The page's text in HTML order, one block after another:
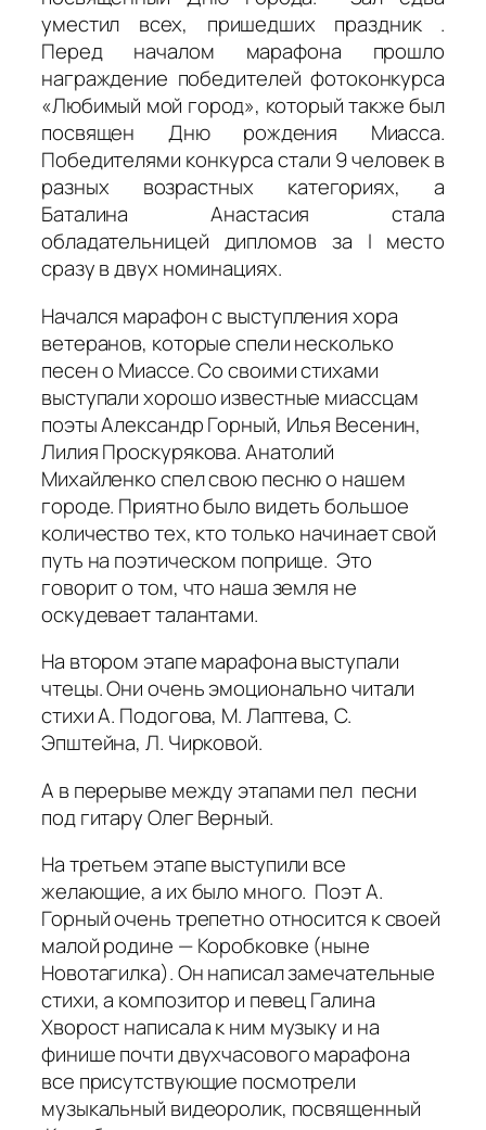
уместил всех, пришедших праздник .
Перед началом марафона прошло
награждение победителей фотоконкурса
«Любимый мой город», который также был
посвящен Дню рождения Миасса.
Победителями конкурса стали 9 человек в
разных возрастных категориях, а
Баталина Анастасия стала
обладательницей дипломов за I место
сразу в двух номинациях.
Начался марафон с выступления хора
ветеранов, которые спели несколько
песен о Миассе. Со своими стихами
выступали хорошо известные миассцам
поэты Александр Горный, Илья Весенин,
Лилия Проскурякова. Анатолий
Михайленко спел свою песню о нашем
городе. Приятно было видеть большое
количество тех, кто только начинает свой
путь на поэтическом поприще. Это
говорит о том, что наша земля не
оскудевает талантами.
На втором этапе марафона выступали
чтецы. Они очень эмоционально читали
стихи А. Подогова, М. Лаптева, С.
Эпштейна, Л. Чирковой.
А в перерыве между этапами пел песни
под гитару Олег Верный.
На третьем этапе выступили все
желающие, а их было много. Поэт А.
Горный очень трепетно относится к своей
малой родине — Коробковке (ныне
Новотагилка). Он написал замечательные
стихи, а композитор и певец Галина
Хворост написала к ним музыку и на
финише почти двухчасового марафона
все присутствующие посмотрели
музыкальный видеоролик, посвященный